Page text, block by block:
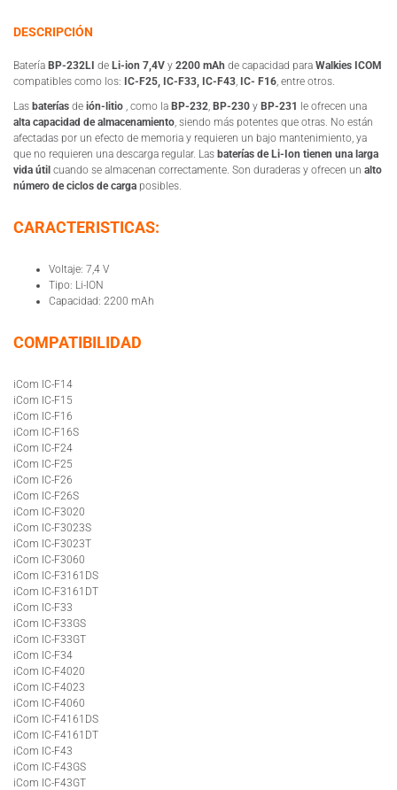
DESCRIPCIÓN
Batería BP-232LI de Li-ion 7,4V y 2200 mAh de capacidad para Walkies ICOM
compatibles como los: IC-F25, IC-F33, IC-F43, IC- F16, entre otros.
Las baterías de ión-litio , como la BP-232, BP-230 y BP-231 le ofrecen una
alta capacidad de almacenamiento, siendo más potentes que otras. No están
afectadas por un efecto de memoria y requieren un bajo mantenimiento, ya
que no requieren una descarga regular. Las baterías de Li-Ion tienen una larga
vida útil cuando se almacenan correctamente. Son duraderas y ofrecen un alto
número de ciclos de carga posibles.
CARACTERISTICAS:
Voltaje: 7,4 V
Tipo: Li-ION
Capacidad: 2200 mAh
COMPATIBILIDAD
iCom IC-F14
iCom IC-F15
iCom IC-F16
iCom IC-F16S
iCom IC-F24
iCom IC-F25
iCom IC-F26
iCom IC-F26S
iCom IC-F3020
iCom IC-F3023S
iCom IC-F3023T
iCom IC-F3060
iCom IC-F3161DS
iCom IC-F3161DT
iCom IC-F33
iCom IC-F33GS
iCom IC-F33GT
iCom IC-F34
iCom IC-F4020
iCom IC-F4023
iCom IC-F4060
iCom IC-F4161DS
iCom IC-F4161DT
iCom IC-F43
iCom IC-F43GS
iCom IC-F43GT